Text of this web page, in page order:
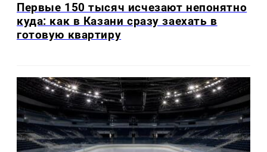
Первые 150 тысяч исчезают непонятно
куда: как в Казани сразу заехать в
готовую квартиру